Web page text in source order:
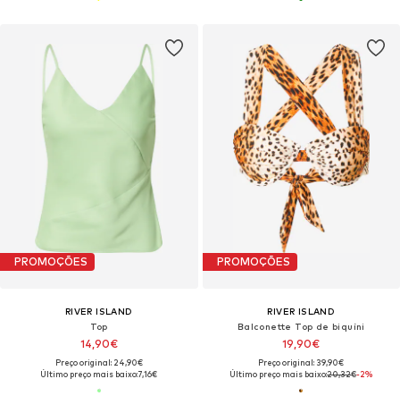
PROMOÇÕES
RIVER ISLAND
Top
14,90€
Preço original: 24,90€
Último preço mais baixo:7,16€
PROMOÇÕES
RIVER ISLAND
Balconette Top de biquíni
19,90€
Preço original: 39,90€
Último preço mais baixo:20,32€-2%